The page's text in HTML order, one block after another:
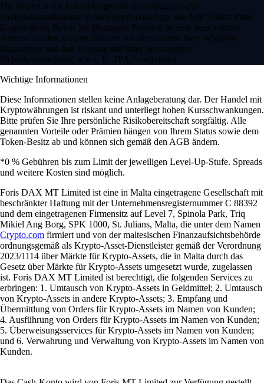
Die Whitelist für Auszahlungen ist eine obligatorische
Sicherheitsmaßnahme in der Crypto.com App, die dem Schutz Ihres
Kontos dient. Bevor Sie Humanity Protocol an eine neue externe
Adresse senden können, müssen Sie diese zuerst Ihrer Whitelist
hinzufügen und den Vorgang mit Ihrer bevorzugten
Sicherheitsmethode, wie z. B. 2FA, verifizieren.
Wichtige Informationen
Diese Informationen stellen keine Anlageberatung dar. Der Handel mit
Kryptowährungen ist riskant und unterliegt hohen Kursschwankungen.
Bitte prüfen Sie Ihre persönliche Risikobereitschaft sorgfältig. Alle
genannten Vorteile oder Prämien hängen von Ihrem Status sowie dem
Token-Besitz ab und können sich gemäß den AGB ändern.
*0 % Gebühren bis zum Limit der jeweiligen Level-Up-Stufe. Spreads
und weitere Kosten sind möglich.
Foris DAX MT Limited ist eine in Malta eingetragene Gesellschaft mit
beschränkter Haftung mit der Unternehmensregisternummer C 88392
und dem eingetragenen Firmensitz auf Level 7, Spinola Park, Triq
Mikiel Ang Borg, SPK 1000, St. Julians, Malta, die unter dem Namen
Crypto.com firmiert und von der maltesischen Finanzaufsichtsbehörde
ordnungsgemäß als Krypto-Asset-Dienstleister gemäß der Verordnung
2023/1114 über Märkte für Krypto-Assets, die in Malta durch das
Gesetz über Märkte für Krypto-Assets umgesetzt wurde, zugelassen
ist. Foris DAX MT Limited ist berechtigt, die folgenden Services zu
erbringen: 1. Umtausch von Krypto-Assets in Geldmittel; 2. Umtausch
von Krypto-Assets in andere Krypto-Assets; 3. Empfang und
Übermittlung von Orders für Krypto-Assets im Namen von Kunden;
4. Ausführung von Orders für Krypto-Assets im Namen von Kunden;
5. Überweisungsservices für Krypto-Assets im Namen von Kunden;
und 6. Verwahrung und Verwaltung von Krypto-Assets im Namen von
Kunden.